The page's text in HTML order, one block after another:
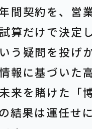
間契約を、営
算だけで決定
う疑問を投げ
報に基づいた
来を賭けた「
結果は運任せ